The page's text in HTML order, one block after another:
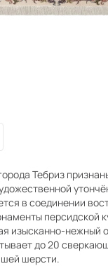
Тебриз
в соединении
персидской
изысканно-
до 20
шерсти.